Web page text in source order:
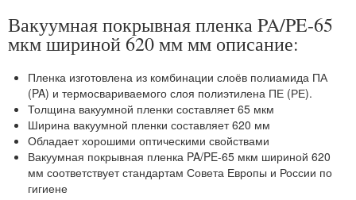
Вакуумная покрывная пленка PA/PE-65
мкм шириной 620 мм мм описание:
Пленка изготовлена из комбинации слоёв полиамида ПА
(PA) и термосвариваемого слоя полиэтилена ПЕ (РЕ).
Толщина вакуумной пленки составляет 65 мкм
Ширина вакуумной пленки составляет 620 мм
Обладает хорошими оптическими свойствами
Вакуумная покрывная пленка PA/PE-65 мкм шириной 620
мм соответствует стандартам Совета Европы и России по
гигиене